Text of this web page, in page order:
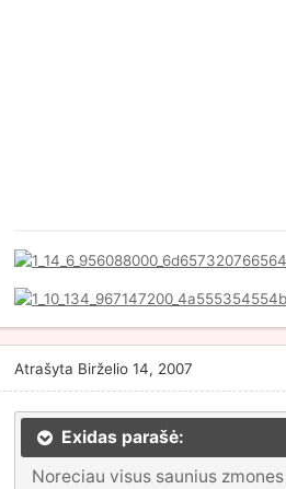
Atrašyta Birželio 14, 2007
Exidas parašė:
Noreciau visus saunius